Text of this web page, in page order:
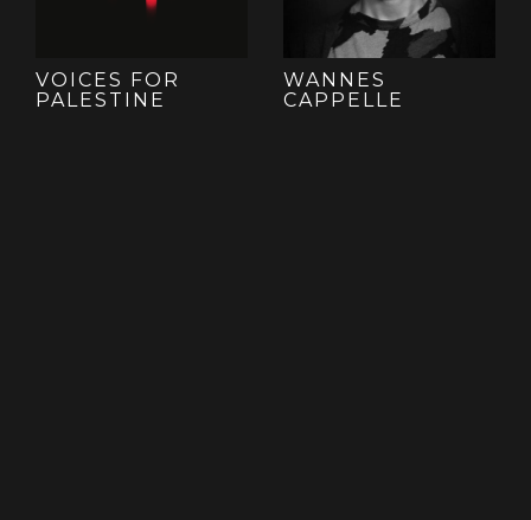
VOICES FOR
PALESTINE
WANNES
CAPPELLE